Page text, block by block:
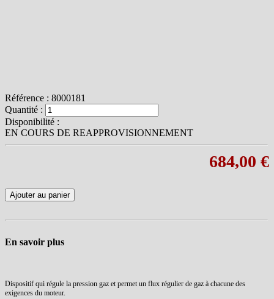
Référence : 8000181
Quantité :
Disponibilité :
EN COURS DE REAPPROVISIONNEMENT
684,00 €
Ajouter au panier
En savoir plus
Dispositif qui régule la pression gaz et permet un flux régulier de gaz à chacune des
exigences du moteur.